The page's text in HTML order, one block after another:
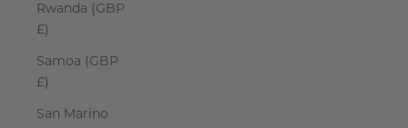
Rwanda (GBP
£)
Samoa (GBP
£)
San Marino